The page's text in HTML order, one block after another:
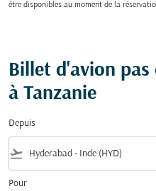
être disponibles au moment de la
Billet d'avion pas
à Tanzanie
Depuis
flight_takeoff
Pour